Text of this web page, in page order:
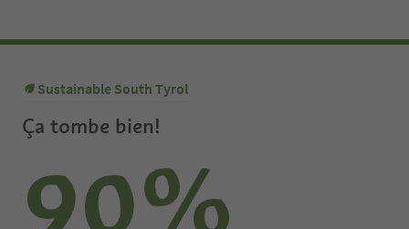
Sustainable South Tyrol
Ça tombe bien!
90%